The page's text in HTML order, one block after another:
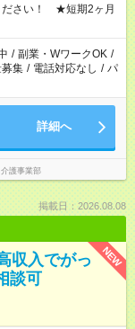
ださい！ ★短期2ヶ月
/ 副業・WワークOK /
集 / 電話対応なし / パ
詳細へ
護事業部
掲載日：2026.08.08
NEW
収入でがっ
談可